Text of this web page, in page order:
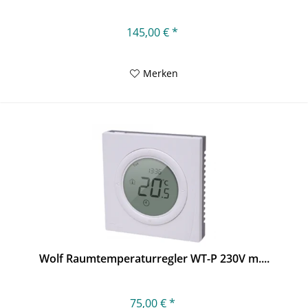
145,00 € *
Merken
Wolf Raumtemperaturregler WT-P 230V m....
75,00 € *